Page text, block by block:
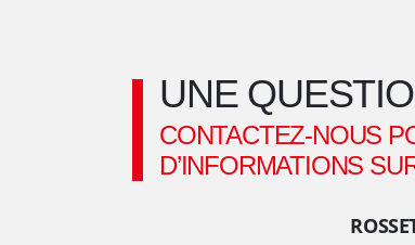
s
f
o
UNE
CONTACTEZ-NOUS
D’INFORMATIONS